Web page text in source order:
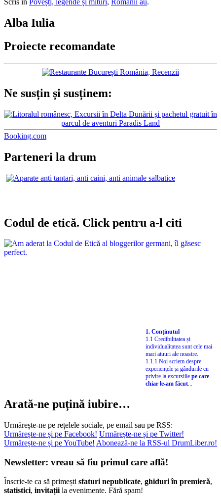
Scris în Povești, legende și mituri, Românii au.
Alba Iulia
Proiecte recomandate
Ne susțin și susținem:
Booking.com
Parteneri la drum
Codul de etică. Click pentru a-l citi
1. Conținutul
1.1 Credibilitatea și
individualitatea sunt cele mai
mari atuuri ale noastre.
1.1.1 Noi scriem despre
experiențele și gândurile cu
privire la excursiile pe care
chiar le-am făcut...
Arată-ne puțină iubire…
Urmărește-ne pe rețelele sociale, pe email sau pe RSS:
Urmărește-ne și pe Facebook! Urmărește-ne și pe Twitter!
Urmărește-ne și pe YouTube! Abonează-ne la RSS-ul DrumLiber.ro!
Newsletter: vreau să fiu primul care află!
Înscrie-te ca să primești sfaturi nepublicate, ghiduri în premieră,
statistici, invitațiila evenimente. Fără spam!